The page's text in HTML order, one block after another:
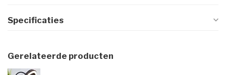
Specificaties
Gerelateerde producten